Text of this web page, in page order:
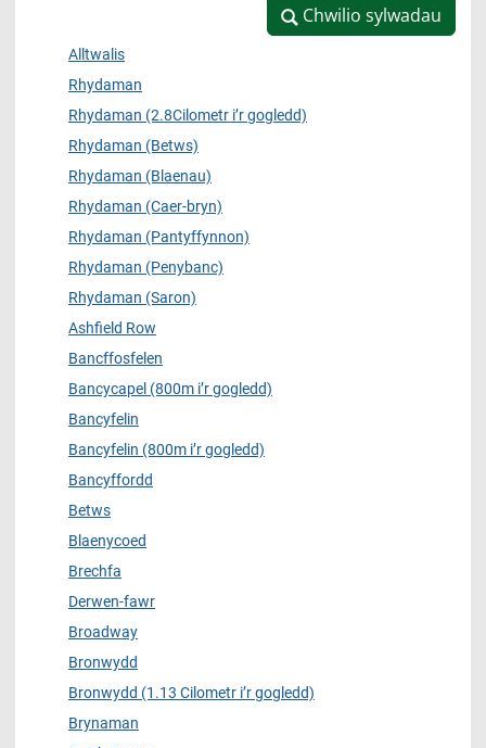
Chwilio sylwadau
Chwilio sylwadau
Alltwalis
Rhydaman
Rhydaman (2.8Cilometr i’r gogledd)
Rhydaman (Betws)
Rhydaman (Blaenau)
Rhydaman (Caer-bryn)
Rhydaman (Pantyffynnon)
Rhydaman (Penybanc)
Rhydaman (Saron)
Ashfield Row
Bancffosfelen
Bancycapel (800m i’r gogledd)
Bancyfelin
Bancyfelin (800m i’r gogledd)
Bancyffordd
Betws
Blaenycoed
Brechfa
Derwen-fawr
Broadway
Bronwydd
Bronwydd (1.13 Cilometr i’r gogledd)
Brynaman